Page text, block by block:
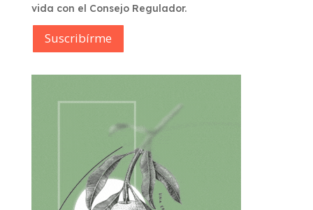
vida con el Consejo Regulador.
Suscribírme